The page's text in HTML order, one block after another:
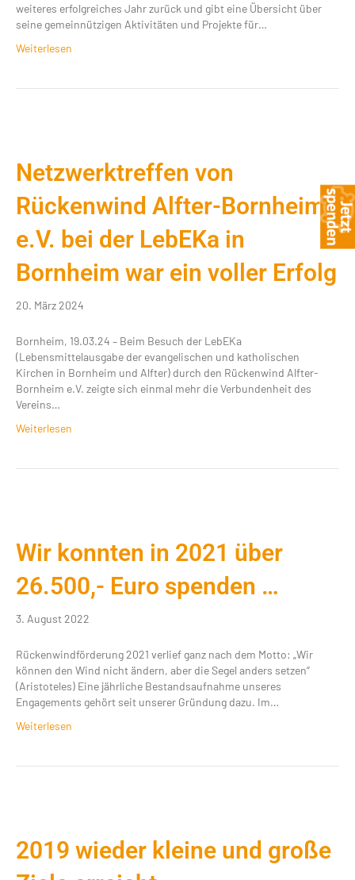
weiteres erfolgreiches Jahr zurück und gibt eine Übersicht über
seine gemeinnützigen Aktivitäten und Projekte für…
Weiterlesen
Netzwerktreffen von
Rückenwind Alfter-Bornheim
e.V. bei der LebEKa in
Bornheim war ein voller Erfolg
20. März 2024
Bornheim, 19.03.24 – Beim Besuch der LebEKa
(Lebensmittelausgabe der evangelischen und katholischen
Kirchen in Bornheim und Alfter) durch den Rückenwind Alfter-
Bornheim e.V. zeigte sich einmal mehr die Verbundenheit des
Vereins…
Weiterlesen
Wir konnten in 2021 über
26.500,- Euro spenden …
3. August 2022
Rückenwindförderung 2021 verlief ganz nach dem Motto: „Wir
können den Wind nicht ändern, aber die Segel anders setzen“
(Aristoteles) Eine jährliche Bestandsaufnahme unseres
Engagements gehört seit unserer Gründung dazu. Im…
Weiterlesen
2019 wieder kleine und große